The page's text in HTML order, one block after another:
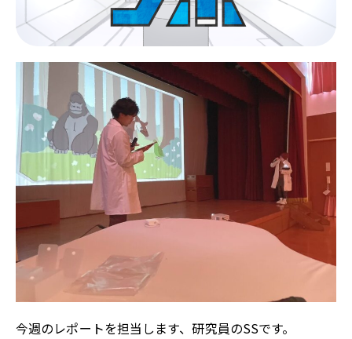
今週のレポートを担当します、研究員のSSです。